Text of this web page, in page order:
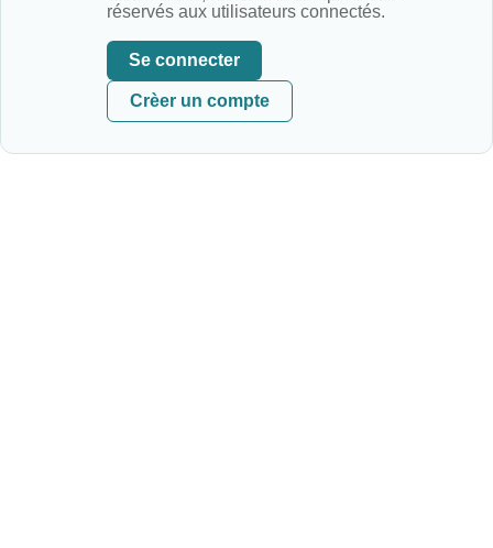
réservés aux utilisateurs connectés.
Se connecter
Crèer un compte